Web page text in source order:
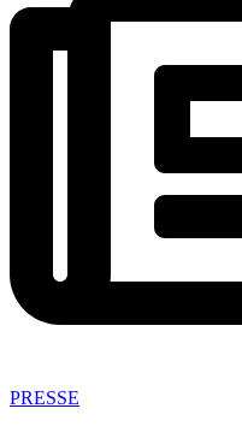
PRESSE